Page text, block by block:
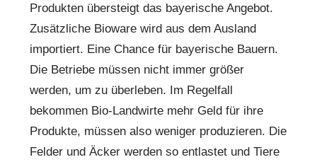
Produkten übersteigt das bayerische Angebot.
Zusätzliche Bioware wird aus dem Ausland
importiert. Eine Chance für bayerische Bauern.
Die Betriebe müssen nicht immer größer
werden, um zu überleben. Im Regelfall
bekommen Bio-Landwirte mehr Geld für ihre
Produkte, müssen also weniger produzieren. Die
Felder und Äcker werden so entlastet und Tiere